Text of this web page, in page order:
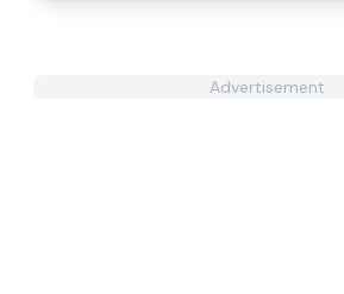
Advertisement